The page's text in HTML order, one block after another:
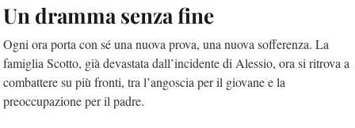
Un dramma senza fine
Ogni ora porta con sé una nuova prova, una nuova sofferenza. La
famiglia Scotto, già devastata dall’incidente di Alessio, ora si ritrova a
combattere su più fronti, tra l’angoscia per il giovane e la
preoccupazione per il padre.